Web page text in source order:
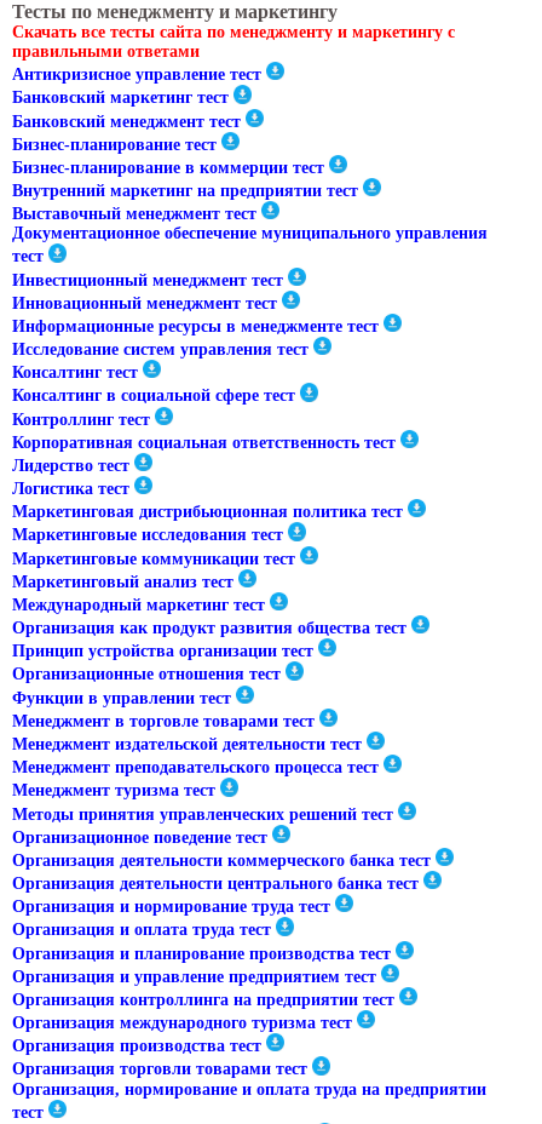
Тесты по менеджменту и маркетингу
Скачать все тесты сайта по менеджменту и маркетингу с
правильными ответами
Антикризисное управление тест
Банковский маркетинг тест
Банковский менеджмент тест
Бизнес-планирование тест
Бизнес-планирование в коммерции тест
Внутренний маркетинг на предприятии тест
Выставочный менеджмент тест
Документационное обеспечение муниципального управления
тест
Инвестиционный менеджмент тест
Инновационный менеджмент тест
Информационные ресурсы в менеджменте тест
Исследование систем управления тест
Консалтинг тест
Консалтинг в социальной сфере тест
Контроллинг тест
Корпоративная социальная ответственность тест
Лидерство тест
Логистика тест
Маркетинговая дистрибьюционная политика тест
Маркетинговые исследования тест
Маркетинговые коммуникации тест
Маркетинговый анализ тест
Международный маркетинг тест
Организация как продукт развития общества тест
Принцип устройства организации тест
Организационные отношения тест
Функции в управлении тест
Менеджмент в торговле товарами тест
Менеджмент издательской деятельности тест
Менеджмент преподавательского процесса тест
Менеджмент туризма тест
Методы принятия управленческих решений тест
Организационное поведение тест
Организация деятельности коммерческого банка тест
Организация деятельности центрального банка тест
Организация и нормирование труда тест
Организация и оплата труда тест
Организация и планирование производства тест
Организация и управление предприятием тест
Организация контроллинга на предприятии тест
Организация международного туризма тест
Организация производства тест
Организация торговли товарами тест
Организация, нормирование и оплата труда на предприятии
тест